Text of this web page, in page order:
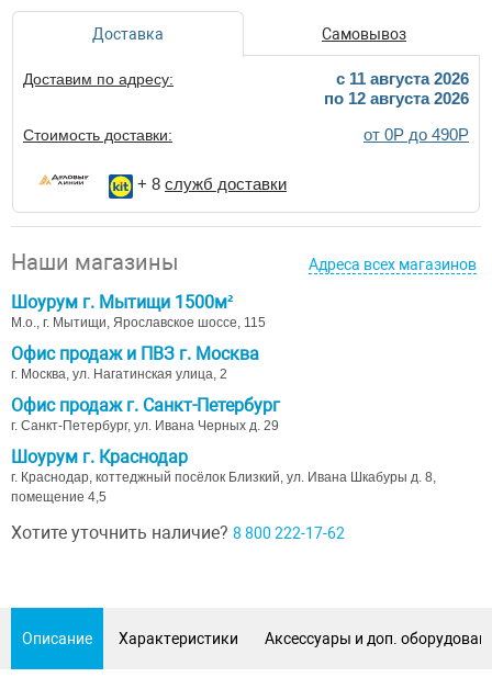
Доставка Самовывоз
Доставим по адресу:
c 11 августа 2026
по 12 августа 2026
Стоимость доставки: от 0Р до 490Р
+ 8 служб доставки
Наши магазины Адреса всех магазинов
Шоурум г. Мытищи 1500м²
М.о., г. Мытищи, Ярославское шоссе, 115
Офис продаж и ПВЗ г. Москва
г. Москва, ул. Нагатинская улица, 2
Офис продаж г. Санкт-Петербург
г. Санкт-Петербург, ул. Ивана Черных д. 29
Шоурум г. Краснодар
г. Краснодар, коттеджный посёлок Близкий, ул. Ивана Шкабуры д. 8,
помещение 4,5
Хотите уточнить наличие? 8 800 222-17-62
Описание Характеристики Аксессуары и доп.